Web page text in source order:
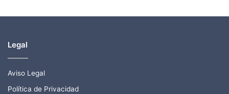
Legal
Aviso Legal
Política de Privacidad